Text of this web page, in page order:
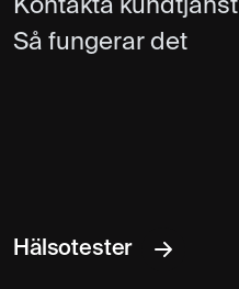
Kontakta kundtjänst
Så fungerar det
Hälsotester